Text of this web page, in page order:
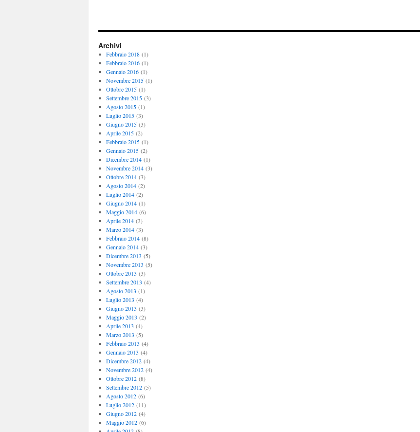
Archivi
Febbraio 2018(1)
Febbraio 2016(1)
Gennaio 2016(1)
Novembre 2015(1)
Ottobre 2015(1)
Settembre 2015(3)
Agosto 2015(1)
Luglio 2015(3)
Giugno 2015(3)
Aprile 2015(2)
Febbraio 2015(1)
Gennaio 2015(2)
Dicembre 2014(1)
Novembre 2014(3)
Ottobre 2014(3)
Agosto 2014(2)
Luglio 2014(2)
Giugno 2014(1)
Maggio 2014(6)
Aprile 2014(3)
Marzo 2014(3)
Febbraio 2014(8)
Gennaio 2014(3)
Dicembre 2013 (5)
Novembre 2013 (5)
Ottobre 2013 (3)
Settembre 2013 (4)
Agosto 2013 (1)
Luglio 2013 (4)
Giugno 2013 (3)
Maggio 2013 (2)
Aprile 2013 (4)
Marzo 2013 (5)
Febbraio 2013 (4)
Gennaio 2013 (4)
Dicembre 2012(4)
Novembre 2012(4)
Ottobre 2012(8)
Settembre 2012(5)
Agosto 2012(6)
Luglio 2012(11)
Giugno 2012(4)
Maggio 2012(6)